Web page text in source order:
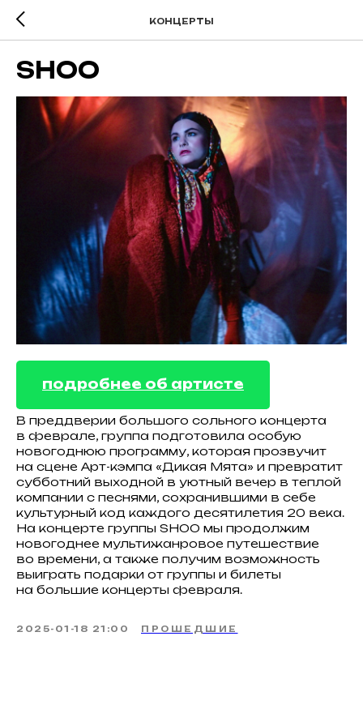
КОНЦЕРТЫ
SHOO
подробнее об артисте
В преддверии большого сольного концерта
в феврале, группа подготовила особую
новогоднюю программу, которая прозвучит
на сцене Арт-кэмпа «Дикая Мята» и превратит
субботний выходной в уютный вечер в теплой
компании с песнями, сохранившими в себе
культурный код каждого десятилетия 20 века.
На концерте группы SHOO мы продолжим
новогоднее мультижанровое путешествие
во времени, а также получим возможность
выиграть подарки от группы и билеты
на большие концерты февраля.
2025-01-18 21:00 ПРОШЕДШИЕ